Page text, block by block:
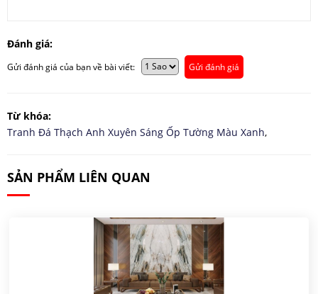
Đánh giá:
Gửi đánh giá của bạn về bài viết: Gửi đánh giá
Từ khóa:
Tranh Đá Thạch Anh Xuyên Sáng Ốp Tường Màu Xanh,
SẢN PHẨM LIÊN QUAN